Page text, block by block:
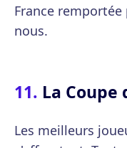
France
nous.
La Coupe
Les meilleurs